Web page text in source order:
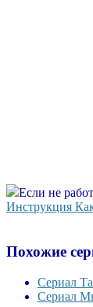
Если не
Инструкция
Похожие
Сериал
Сериал